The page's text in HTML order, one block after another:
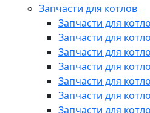
Запчасти для котлов
Запчасти для
Запчасти для
Запчасти для
Запчасти для
Запчасти для
Запчасти для
Запчасти для